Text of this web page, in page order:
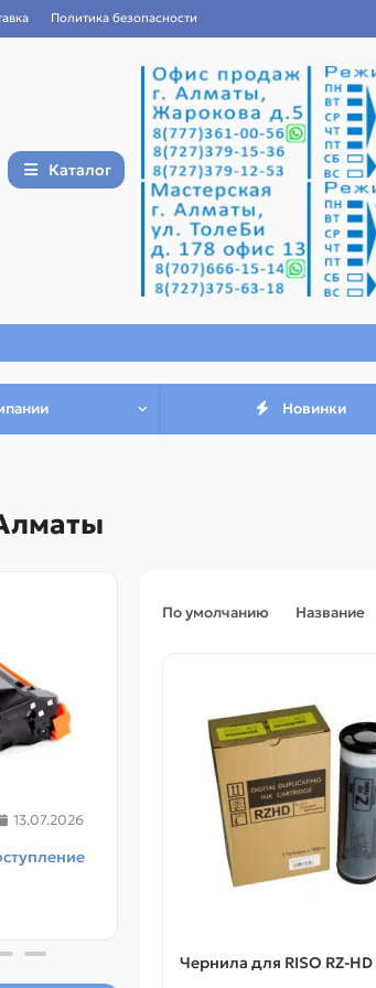
Политика безопасности
Каталог
Новинки
13.07.2026 Поступления товаров
08.07.2026 - Новое
чипов для картриджей и
По умолчанию Название
Чернила для RISO RZ-